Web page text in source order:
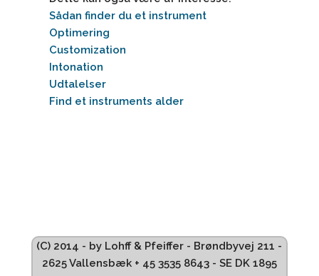
Sådan finder du et instrument
Optimering
Customization
Intonation
Udtalelser
Find et instruments alder
(C) 2014 - by Lohff & Pfeiffer - Brøndbyvej 211 -
2625 Vallensbæk + 45 3535 8643 - SE DK 1895